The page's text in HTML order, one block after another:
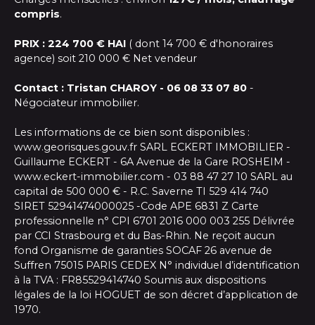
compris.
PRIX : 224 700 € HAI ( dont 14 700 € d'honoraires
agence) soit 210 000 € Net vendeur
Contact : Tristan CHAROY - 06 08 33 07 80 -
Négociateur immobilier.
Les informations de ce bien sont disponibles :
www.georisques.gouv.fr SARL ECKERT IMMOBILIER -
Guillaume ECKERT - 6A Avenue de la Gare ROSHEIM -
www.eckert-immobilier.com - 03 88 47 27 10 SARL au
capital de 500 000 € - R.C. Saverne TI 529 414 740
SIRET 52941474000025 -Code APE 6831 Z Carte
professionnelle n° CPI 6701 2016 000 003 255 Délivrée
par CCI Strasbourg et du Bas-Rhin. Ne reçoit aucun
fond Organisme de garanties SOCAF 26 avenue de
Suffren 75015 PARIS CEDEX N° individuel d’identification
à la TVA : FR85529414740 Soumis aux dispositions
légales de la loi HOGUET de son décret d’application de
1970.